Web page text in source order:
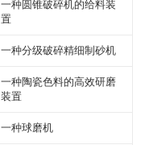
一种圆锥破碎机的给料装
置
一种分级破碎精细制砂机
一种陶瓷色料的高效研磨
装置
一种球磨机